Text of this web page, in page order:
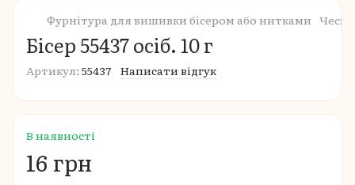
Фурнітура для вишивки бісером або нитками
Бісер 55437 осіб. 10 г
Артикул: 55437 Написати відгук
В наявності
16 грн